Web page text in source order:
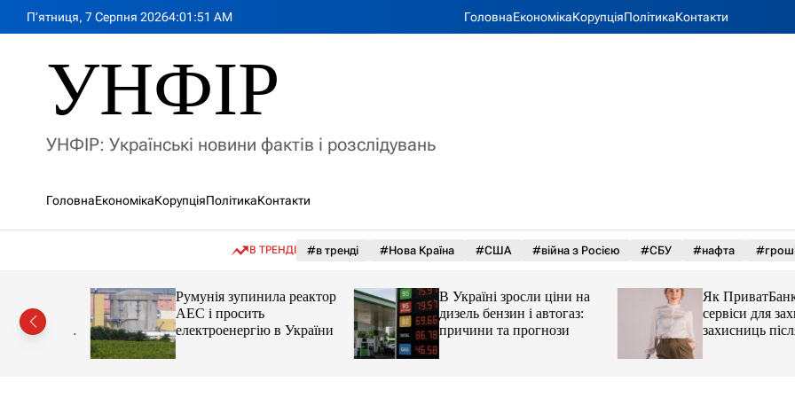
П’ятниця, 7 Серпня 20264:01 :52 AM ГоловнаЕкономікаКорупціяПолітикаКонтакти
УНФІР
УНФІР: Українські новини фактів і розслідувань
ГоловнаЕкономікаКорупціяПолітикаКонтакти
В ТРЕНДІ #в тренді #Нова Країна #США #війна з Росією #СБУ #нафта
цін і
Румунія зупинила реактор
АЕС і просить
електроенергію в України
В Україні зросли ціни на
дизель бензин і автогаз:
причини та прогнози
Як ПриватБанк
сервіси для
захисниць після